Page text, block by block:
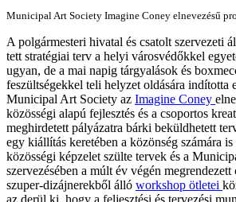
Municipal Art Society Imagine Coney elnevezésű
A polgármesteri hivatal és csatolt szervezeti
tett stratégiai terv a helyi városvédőkkel
ugyan, de a mai napig tárgyalások és
feszültségekkel teli helyzet oldására indította
Municipal Art Society az Imagine Coney
közösségi alapú fejlesztés és a csoportos
meghirdetett pályázatra bárki beküldhetett
egy kiállítás keretében a közönség számára
közösségi képzelet szülte tervek és a
szervezésében a múlt év végén megrendezett
szuper-dizájnerekből álló workshop ötletei
az derül ki, hogy a feljesztési és tervezési